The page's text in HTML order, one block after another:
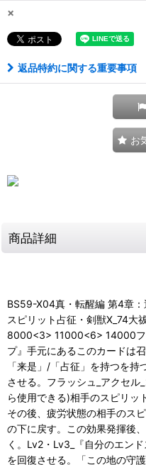
×
返品特約に関する重要事項
お
商品詳細
BS59-X04真・転醒編 第4章：
スピリット占征・剣獣X_74大
8000<3> 11000<6> 14000フ
プ』手元にあるこのカードは
「来是」/「占征」を持つを
させる。フラッシュ_アクセ
ら使用できる)相手のスピリッ
その後、疲労状態の相手のス
の下に戻す。この効果発揮後
く。Lv2・Lv3_『自分のエン
を回復させる。「この地の守